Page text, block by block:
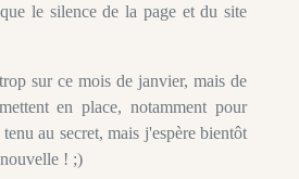
le silence de la page et du site
sur ce mois de janvier, mais de
en place, notamment pour
au secret, mais j'espère bientôt
! ;)